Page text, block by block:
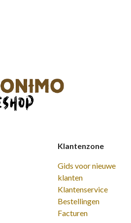
Klantenzone
Gids voor nieuwe
klanten
Klantenservice
Bestellingen
Facturen